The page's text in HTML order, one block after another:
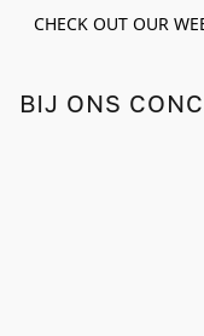
CHECK OUT OUR
BIJ ONS